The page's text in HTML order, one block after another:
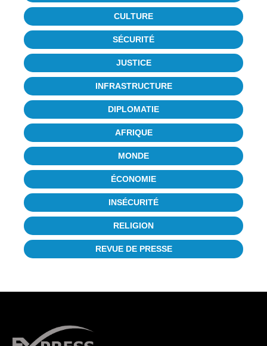
CULTURE
SÉCURITÉ
JUSTICE
INFRASTRUCTURE
DIPLOMATIE
AFRIQUE
MONDE
ÉCONOMIE
INSÉCURITÉ
RELIGION
REVUE DE PRESSE